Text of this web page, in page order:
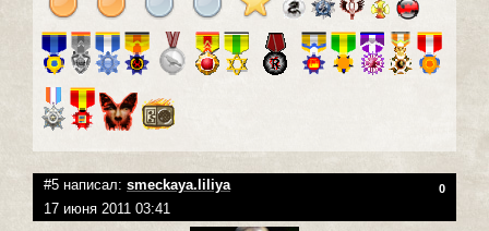
#5 написал: smeckaya.liliya 0
17 июня 2011 03:41